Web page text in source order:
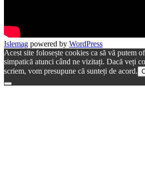
Islemag powered by WordPress
Acest site folosește cookies ca să vă putem
simpatică atunci când ne vizitați. Dacă veți
scriem, vom presupune că sunteți de acord.